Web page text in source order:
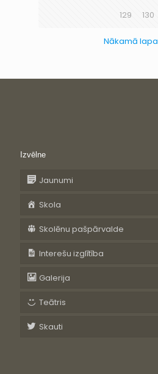
129
130
Nākamā lapa
Izvēlne
Jaunumi
Skola
Skolēnu pašpārvalde
Interešu izglītība
Galerija
Teātris
Skauti